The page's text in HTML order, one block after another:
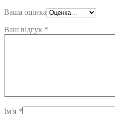
Ваша оцінка
Ваш відгук *
Ім'я *